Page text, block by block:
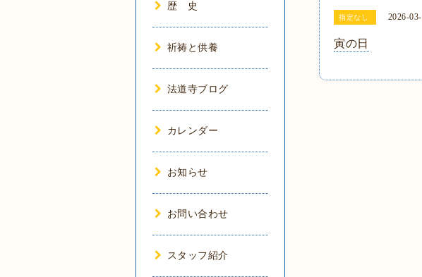
指定なし 2026-
寅の日
歴 史
祈祷と供養
法道寺ブログ
カレンダー
お知らせ
お問い合わせ
スタッフ紹介